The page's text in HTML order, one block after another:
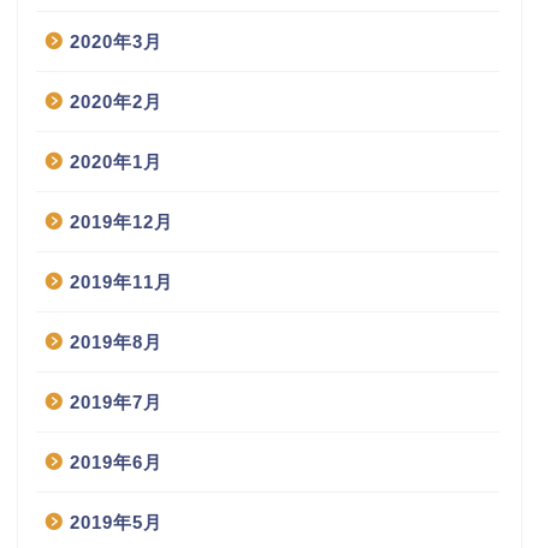
2020年3月
2020年2月
2020年1月
2019年12月
2019年11月
2019年8月
2019年7月
2019年6月
2019年5月